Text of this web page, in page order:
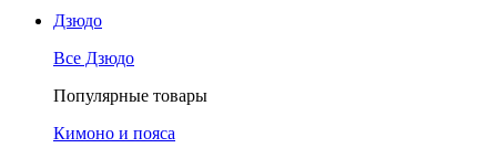
Дзюдо
Все Дзюдо
Популярные товары
Кимоно и пояса